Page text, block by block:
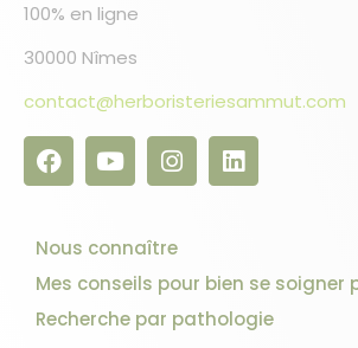
100% en ligne
30000 Nîmes
contact@herboristeriesammut.com
Nous connaître
Mes conseils pour bien se soigner
Recherche par pathologie